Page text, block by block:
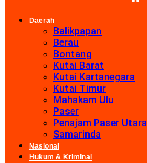
Daerah
Balikpapan
Berau
Bontang
Kutai Barat
Kutai Kartanegara
Kutai Timur
Mahakam Ulu
Paser
Penajam Paser Utara
Samarinda
Nasional
Hukum & Kriminal